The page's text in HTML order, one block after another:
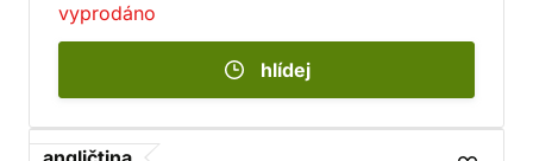
vyprodáno
hlídej